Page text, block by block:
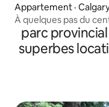
Appartement ·
À quelques pas du
parc
superbes